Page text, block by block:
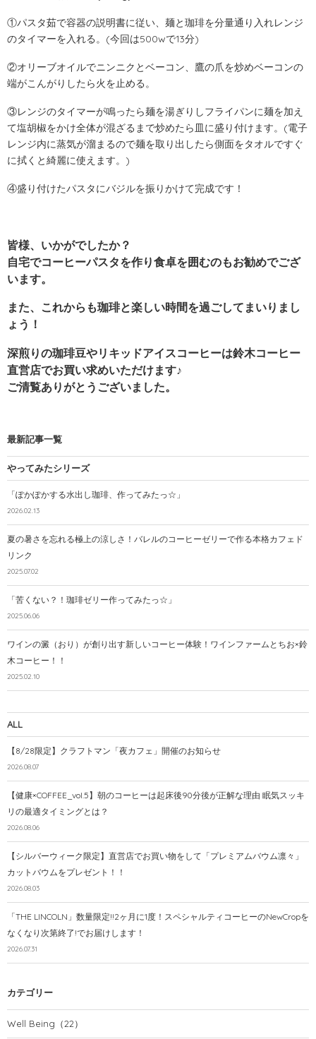
①パスタ茹で容器の説明書に従い、麺と珈琲を分量通り入れレンジ
のタイマーを入れる。(今回は500wで13分)
②オリーブオイルでニンニクとベーコン、鷹の爪を炒めベーコンの
端がこんがりしたら火を止める。
③レンジのタイマーが鳴ったら麺を湯ぎりしフライパンに麺を加え
て塩胡椒をかけ全体が混ざるまで炒めたら皿に盛り付けます。(電子
レンジ内に蒸気が溜まるので麺を取り出したら側面をタオルですぐ
に拭くと綺麗に使えます。)
④盛り付けたパスタにバジルを振りかけて完成です！
皆様、いかがでしたか？
自宅でコーヒーパスタを作り食卓を囲むのもお勧めでござ
います。
また、これからも珈琲と楽しい時間を過ごしてまいりまし
ょう！
深煎りの珈琲豆やリキッドアイスコーヒーは鈴木コーヒー
直営店でお買い求めいただけます♪
ご清覧ありがとうございました。
最新記事一覧
やってみたシリーズ
「ぽかぽかする水出し珈琲、作ってみたっ☆」
2026.02.13
夏の暑さを忘れる極上の涼しさ！バレルのコーヒーゼリーで作る本格カフェド
リンク
2025.07.02
「苦くない？！珈琲ゼリー作ってみたっ☆」
2025.06.06
ワインの澱（おり）が創り出す新しいコーヒー体験！ワインファームとちお×鈴
木コーヒー！！
2025.02.10
ALL
【8/28限定】クラフトマン「夜カフェ」開催のお知らせ
2026.08.07
【健康×COFFEE_vol.5】朝のコーヒーは起床後90分後が正解な理由 眠気スッキ
リの最適タイミングとは？
2026.08.06
【シルバーウィーク限定】直営店でお買い物をして「プレミアムバウム凛々」
カットバウムをプレゼント！！
2026.08.03
「THE LINCOLN」数量限定!!2ヶ月に1度！スペシャルティコーヒーのNewCropを
なくなり次第終了!でお届けします！
2026.07.31
カテゴリー
Well Being （22）